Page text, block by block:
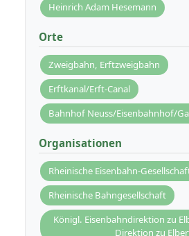
Heinrich Adam Hesemann
Orte
Zweigbahn, Erftzweigbahn
Erftkanal/Erft-Canal
Bahnhof Neuss/Eisenbahnhof/
Organisationen
Rheinische Eisenbahn-
Rheinische Bahngesellschaft
Königl. Eisenbahndirektion zu
Direktion zu